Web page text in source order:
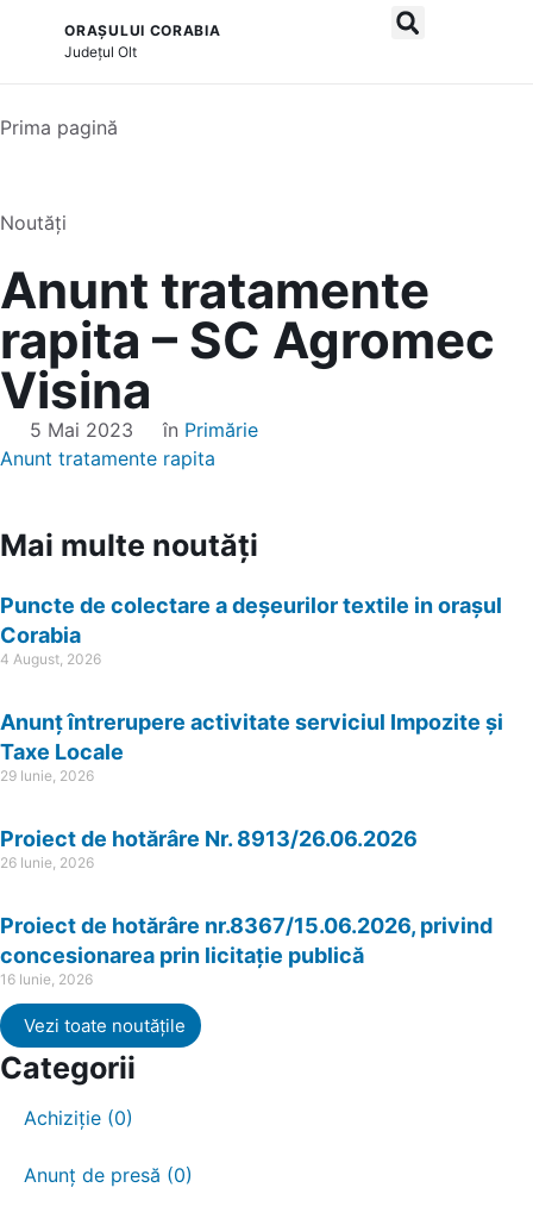
ORAȘULUI CORABIA
JudețulOlt
Prima pagină
Noutăți
Anunt tratamente
rapita – SC Agromec
Visina
5 Mai 2023 în Primărie
Anunt tratamente rapita
Mai multe noutăți
Puncte de colectare a deșeurilor textile in orașul
Corabia
4 August, 2026
Anunț întrerupere activitate serviciul Impozite și
Taxe Locale
29 Iunie, 2026
Proiect de hotărâre Nr. 8913/26.06.2026
26 Iunie, 2026
Proiect de hotărâre nr.8367/15.06.2026, privind
concesionarea prin licitație publică
16 Iunie, 2026
Vezi toate noutățile
Categorii
Achiziție (0)
Anunț de presă (0)